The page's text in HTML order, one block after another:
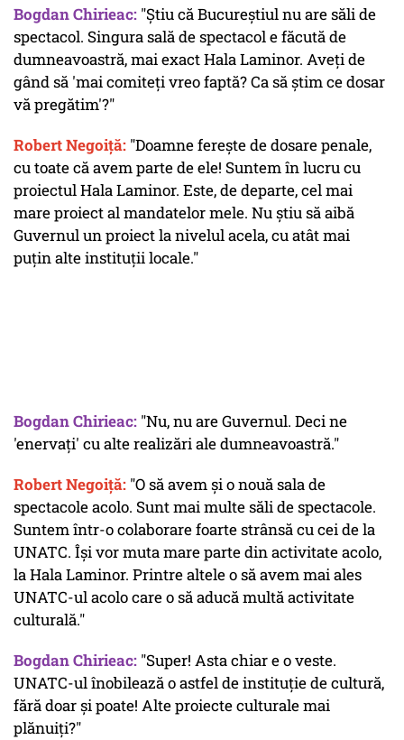
Bogdan Chirieac: "Știu că Bucureștiul nu are săli de
spectacol. Singura sală de spectacol e făcută de
dumneavoastră, mai exact Hala Laminor. Aveți de
gând să 'mai comiteți vreo faptă? Ca să știm ce dosar
vă pregătim'?"
Robert Negoiță: "Doamne ferește de dosare penale,
cu toate că avem parte de ele! Suntem în lucru cu
proiectul Hala Laminor. Este, de departe, cel mai
mare proiect al mandatelor mele. Nu știu să aibă
Guvernul un proiect la nivelul acela, cu atât mai
puțin alte instituții locale."
Bogdan Chirieac: "Nu, nu are Guvernul. Deci ne
'enervați' cu alte realizări ale dumneavoastră."
Robert Negoiță: "O să avem și o nouă sala de
spectacole acolo. Sunt mai multe săli de spectacole.
Suntem într-o colaborare foarte strânsă cu cei de la
UNATC. Își vor muta mare parte din activitate acolo,
la Hala Laminor. Printre altele o să avem mai ales
UNATC-ul acolo care o să aducă multă activitate
culturală."
Bogdan Chirieac: "Super! Asta chiar e o veste.
UNATC-ul înobilează o astfel de instituție de cultură,
fără doar și poate! Alte proiecte culturale mai
plănuiți?"